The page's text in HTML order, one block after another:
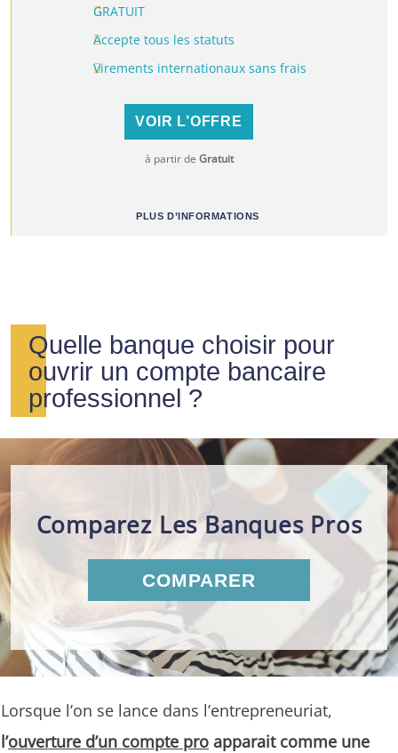
GRATUIT
Accepte tous les statuts
Virements internationaux sans frais
VOIR L’OFFRE
à partir de Gratuit
PLUS D’INFORMATIONS
Quelle banque choisir pour
ouvrir un compte bancaire
professionnel ?
Comparez Les Banques Pros
COMPARER
Lorsque l’on se lance dans l’entrepreneuriat,
l’ouverture d’un compte pro apparait comme une